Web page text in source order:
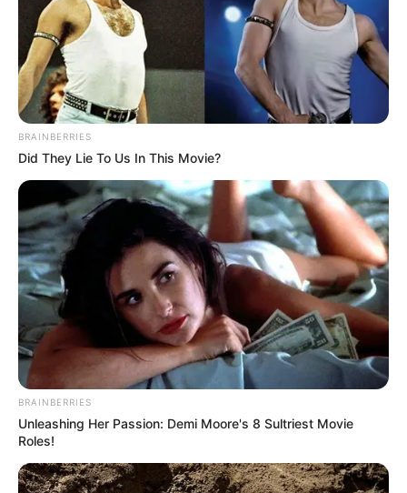
BRAINBERRIES
Did They Lie To Us In This Movie?
BRAINBERRIES
Unleashing Her Passion: Demi Moore's 8 Sultriest Movie
Roles!